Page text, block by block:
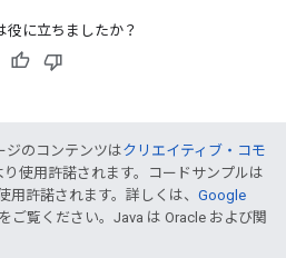
役に立ちましたか？
ジのコンテンツはクリエイティブ・コモ
り使用許諾されます。コードサンプルは
用許諾されます。詳しくは、 Google
をご覧ください。Java は Oracle および関